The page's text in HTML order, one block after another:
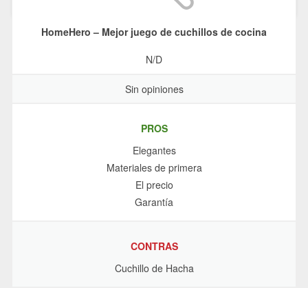
HomeHero – Mejor juego de cuchillos de cocina
N/D
Sin opiniones
PROS
Elegantes
Materiales de primera
El precio
Garantía
CONTRAS
Cuchillo de Hacha